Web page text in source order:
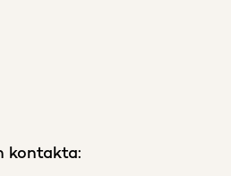
kontakta: